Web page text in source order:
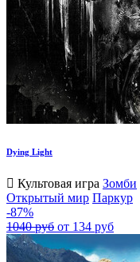
Dying Light
Культовая игра Зомби
Открытый мир Паркур
-87%
1040 руб от 134 руб